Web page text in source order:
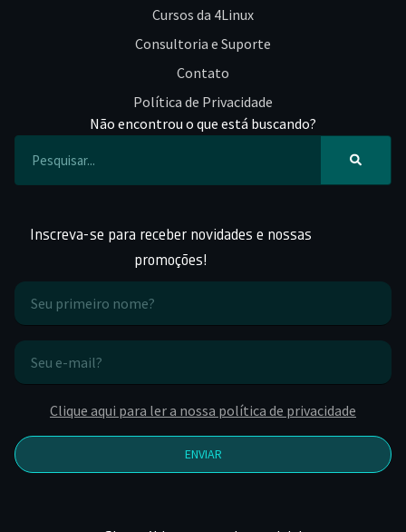
Cursos da 4Linux
Consultoria e Suporte
Contato
Política de Privacidade
Não encontrou o que está buscando?
Inscreva-se para receber novidades e nossas
promoções!
Clique aqui para ler a nossa política de privacidade
ENVIAR